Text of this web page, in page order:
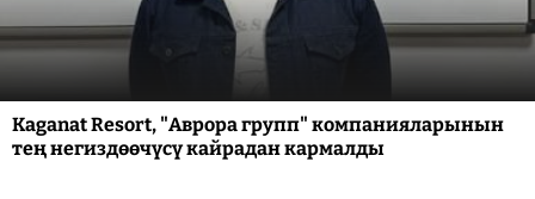
Kaganat Resort, "Аврора групп" компанияларынын
тең негиздөөчүсү кайрадан кармалды